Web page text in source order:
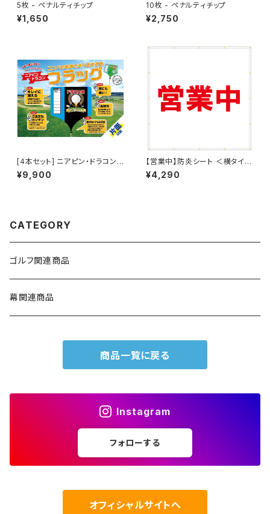
5枚 - ペナルティチップ
¥1,650
10枚 - ペナルティチップ
¥2,750
[4本セット] ニアピン・ドラコンフ
ラッグ（片面印刷）
¥9,900
【営業中】防炎シート ＜横タイプ
w1800mm ✕ h1800mm＞ タ
ーポリン製 足場幕 養生幕 横断
¥4,290
CATEGORY
ゴルフ関連商品
幕関連商品
商品一覧に戻る
Instagram
フォローする
オフィシャルサイトへ